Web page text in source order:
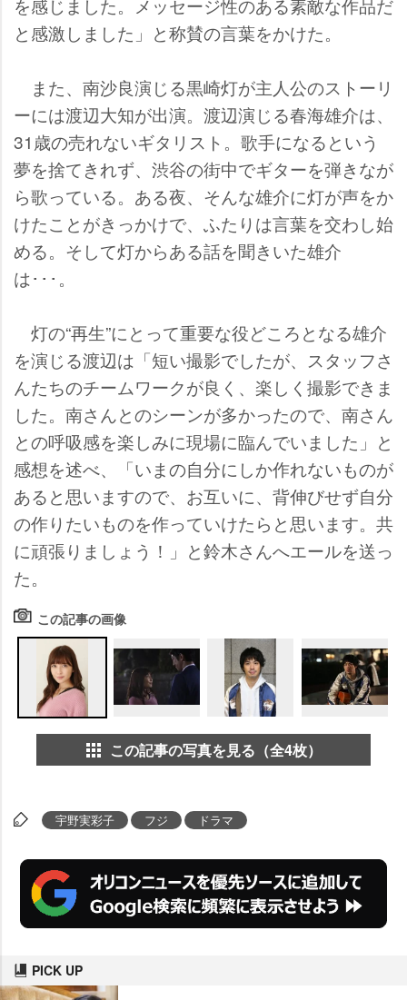
と感激しました」と称賛の言葉をかけた。
また、南沙良演じる黒崎灯が主人公のストーリ
ーには渡辺大知が出演。渡辺演じる春海雄介は、
31歳の売れないギタリスト。歌手になるという
夢を捨てきれず、渋谷の街中でギターを弾きなが
ら歌っている。ある夜、そんな雄介に灯が声をか
けたことがきっかけで、ふたりは言葉を交わし始
める。そして灯からある話を聞きいた雄介
は･･･。
灯の“再生”にとって重要な役どころとなる雄介
を演じる渡辺は「短い撮影でしたが、スタッフさ
んたちのチームワークが良く、楽しく撮影できま
した。南さんとのシーンが多かったので、南さん
との呼吸感を楽しみに現場に臨んでいました」と
感想を述べ、「いまの自分にしか作れないものが
あると思いますので、お互いに、背伸びせず自分
の作りたいものを作っていけたらと思います。共
に頑張りましょう！」と鈴木さんへエールを送っ
た。
この記事の画像
この記事の写真を見る（全4枚）
宇野実彩子 フジ ドラマ
PICK UP